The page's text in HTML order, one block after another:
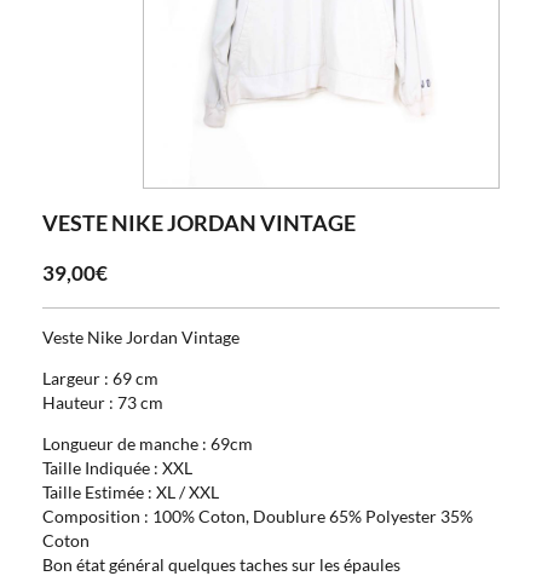
VESTE NIKE JORDAN VINTAGE
39,00€
Veste Nike Jordan Vintage
Largeur : 69 cm
Hauteur : 73 cm
Longueur de manche : 69cm
Taille Indiquée : XXL
Taille Estimée : XL / XXL
Composition : 100% Coton, Doublure 65% Polyester 35%
Coton
Bon état général quelques taches sur les épaules